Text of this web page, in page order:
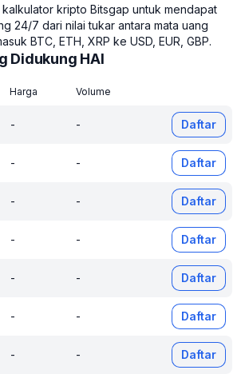
kripto Bitsgap untuk mendapat
24/7 dari nilai tukar antara mata uang
BTC, ETH, XRP ke USD, EUR, GBP.
Didukung HAI
Harga Volume
- - Daftar
- - Daftar
- - Daftar
- - Daftar
- - Daftar
- - Daftar
- - Daftar